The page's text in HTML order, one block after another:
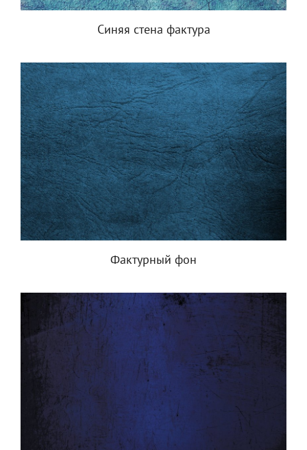
Синяя стена фактура
Фактурный фон